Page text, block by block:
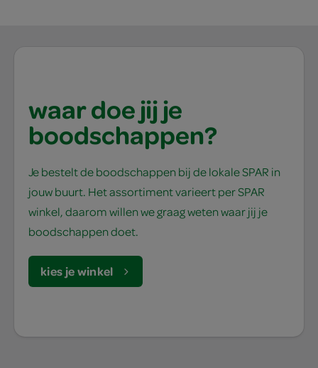
waar doe jij je
boodschappen?
Je bestelt de boodschappen bij de lokale SPAR in
jouw buurt. Het assortiment varieert per SPAR
winkel, daarom willen we graag weten waar jij je
boodschappen doet.
kies je winkel